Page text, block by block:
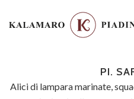
MENU
PI.
Alici di lampara marinate,